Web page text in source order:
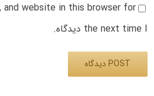
and website in this browser for
the next time I دیدگاه.